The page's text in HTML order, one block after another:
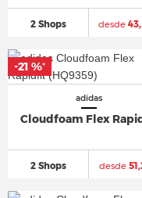
2 Shops desde
adidas
Cloudfoam Flex
2 Shops desde
-21 %*